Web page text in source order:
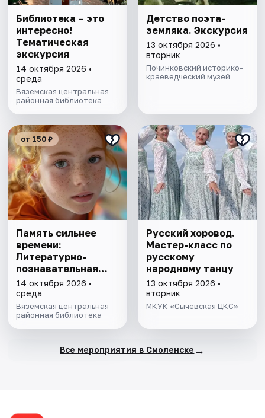
Библиотека – это
интересно!
Тематическая
экскурсия
14 октября 2026 •
среда
Вяземская центральная
районная библиотека
Детство поэта-
земляка. Экскурсия
13 октября 2026 •
вторник
Починковский историко-
краеведческий музей
от 150 ₽
Память сильнее
времени:
Литературно-
познавательная
программа
14 октября 2026 •
среда
Вяземская центральная
районная библиотека
Русский хоровод.
Мастер-класс по
русскому
народному танцу
13 октября 2026 •
вторник
МКУК «Сычёвская ЦКС»
Все мероприятия в Смоленске →